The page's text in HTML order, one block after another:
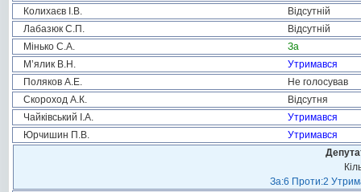
Колихаєв І.В.
Відсутній
Лабазюк С.П.
Відсутній
Мінько С.А.
За
М’ялик В.Н.
Утримався
Поляков А.Е.
Не голосував
Скороход А.К.
Відсутня
Чайківський І.А.
Утримався
Юрчишин П.В.
Утримався
За:6 Проти:2